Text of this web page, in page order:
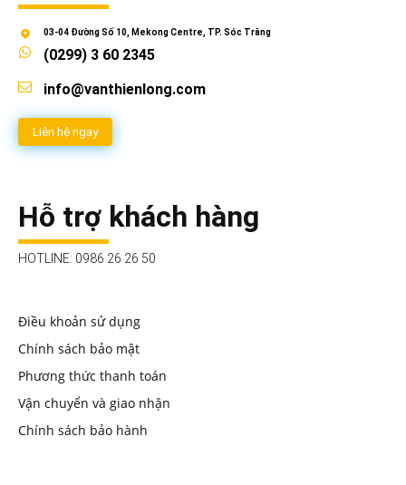
03-04 Đường Số 10, Mekong Centre, TP. Sóc Trăng
(0299) 3 60 2345
info@vanthienlong.com
Liên hệ ngay
Hỗ trợ khách hàng
HOTLINE: 0986 26 26 50
Điều khoản sử dụng
Chính sách bảo mật
Phương thức thanh toán
Vận chuyển và giao nhận
Chính sách bảo hành